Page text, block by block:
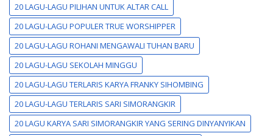
20 LAGU-LAGU PILIHAN UNTUK ALTAR CALL
20 LAGU-LAGU POPULER TRUE WORSHIPPER
20 LAGU-LAGU ROHANI MENGAWALI TUHAN BARU
20 LAGU-LAGU SEKOLAH MINGGU
20 LAGU-LAGU TERLARIS KARYA FRANKY SIHOMBING
20 LAGU-LAGU TERLARIS SARI SIMORANGKIR
20 LAGU KARYA SARI SIMORANGKIR YANG SERING DINYANYIKAN